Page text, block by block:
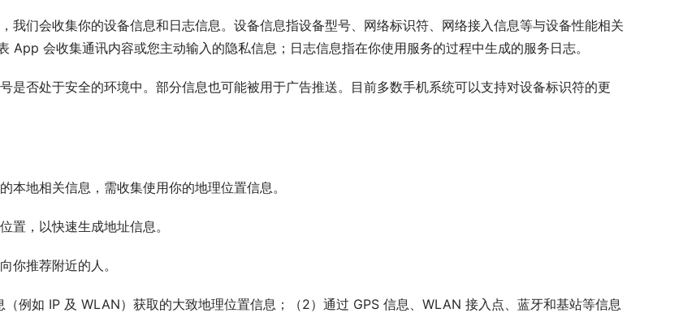
我们会收集你的设备信息和日志信息。设备信息指设备型号、网络标识符、网络接入信息等与设备性能相关
App 会收集通讯内容或您主动输入的隐私信息；日志信息指在你使用服务的过程中生成的服务日志。
是否处于安全的环境中。部分信息也可能被用于广告推送。目前多数手机系统可以支持对设备标识符的更
本地相关信息，需收集使用你的地理位置信息。
置，以快速生成地址信息。
你推荐附近的人。
（例如 IP 及 WLAN）获取的大致地理位置信息；（2）通过 GPS 信息、WLAN 接入点、蓝牙和基站等信息